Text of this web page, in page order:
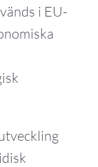
i EU-